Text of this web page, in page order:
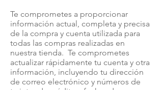
Te comprometes a proporcionar
información actual, completa y precisa
de la compra y cuenta utilizada para
todas las compras realizadas en
nuestra tienda. Te comprometes
actualizar rápidamente tu cuenta y otra
información, incluyendo tu dirección
de correo electrónico y números de